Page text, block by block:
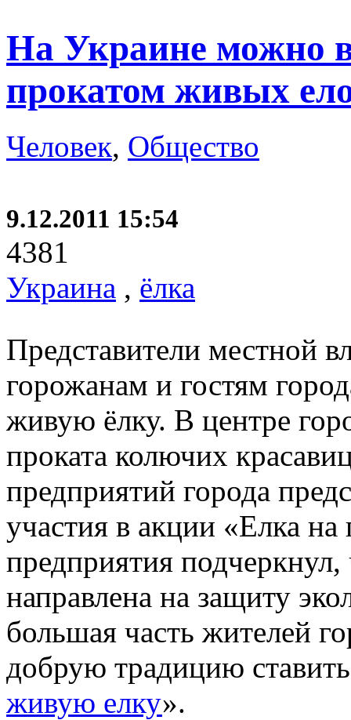
На Украине можно
прокатом живых
Человек, Общество
9.12.2011 15:54
4381
Украина , ёлка
Представители местной
горожанам и гостям
живую ёлку. В центре
проката колючих
предприятий города
участия в акции «Елка на
предприятия
направлена на защиту
большая часть жителей
добрую традицию
живую елку».